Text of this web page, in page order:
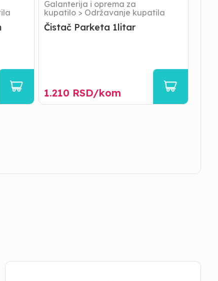
Galanterija i oprema za
kupatilo > Održavanje kupatila
Čistač Parketa 1litar
1.210 RSD/kom